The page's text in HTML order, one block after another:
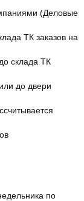
(Деловые
ТК заказов на
склада ТК
до двери
по